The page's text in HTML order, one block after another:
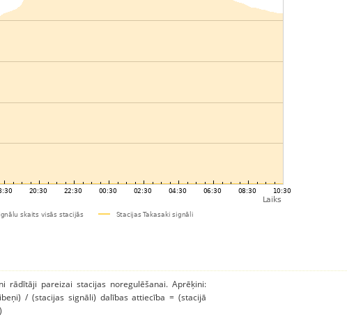
rādītāji pareizai stacijas noregulēšanai. Aprēķini:
/ (stacijas signāli) dalības attiecība = (stacijā